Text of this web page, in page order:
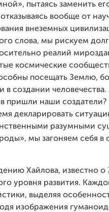
пытаясь заменить
вообще от
внеземных
слова, мы рискуем
реалий
космические
посещать Землю,
в создании
пришли наши создатели?
декларировать
разумными
мы загоняем себя в
Хайлова, известно о
уровня развития.
выделяя
изображения